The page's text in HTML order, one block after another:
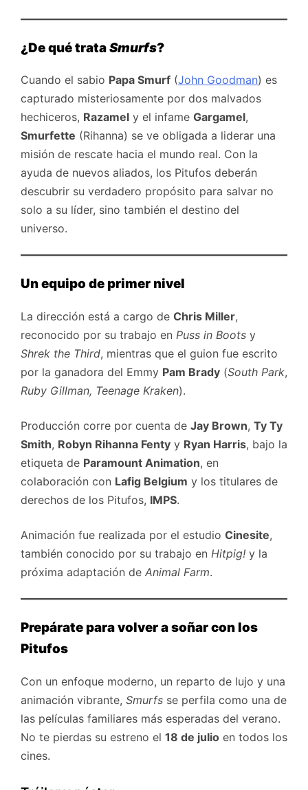
¿De qué trataSmurfs?
Cuando el sabio Papa Smurf (John Goodman) es
capturado misteriosamente por dos malvados
hechiceros, Razamel y el infame Gargamel,
Smurfette (Rihanna) se ve obligada a liderar una
misión de rescate hacia el mundo real. Con la
ayuda de nuevos aliados, los Pitufos deberán
descubrir su verdadero propósito para salvar no
solo a su líder, sino también el destino del
universo.
Un equipo de primer nivel
La dirección está a cargo de Chris Miller,
reconocido por su trabajo en Puss in Boots y
Shrek the Third, mientras que el guion fue escrito
por la ganadora del Emmy Pam Brady (South Park,
Ruby Gillman, Teenage Kraken).
Producción corre por cuenta de Jay Brown, Ty Ty
Smith, Robyn Rihanna Fenty y Ryan Harris, bajo la
etiqueta de Paramount Animation, en
colaboración con Lafig Belgium y los titulares de
derechos de los Pitufos, IMPS.
Animación fue realizada por el estudio Cinesite,
también conocido por su trabajo en Hitpig! y la
próxima adaptación de Animal Farm.
Prepárate para volver a soñar con los
Pitufos
Con un enfoque moderno, un reparto de lujo y una
animación vibrante, Smurfs se perfila como una de
las películas familiares más esperadas del verano.
No te pierdas su estreno el 18 de julio en todos los
cines.